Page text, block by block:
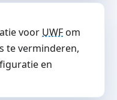
voor UWFom
te verminderen,
en